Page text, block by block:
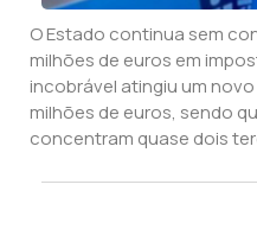
O Estado continua sem
milhões de euros em
incobrável atingiu um novo
milhões de euros, sendo
concentram quase dois